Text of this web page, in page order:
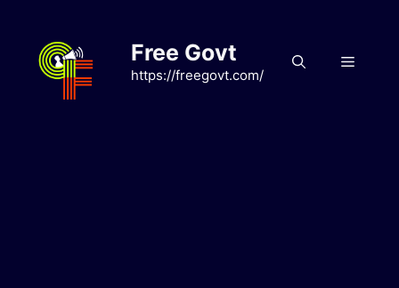
content
Free Govt
https://freegovt.com/
Menu